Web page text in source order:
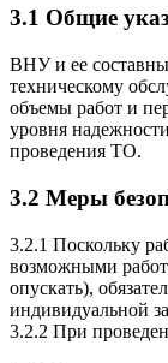
3.1 Общие
ВНУи ее
техническому
объемы работ и
уровня надежности
проведения ТО.
3.2 Меры
3.2.1 Поскольку
возможными
опускать),
индивидуальной
3.2.2 При